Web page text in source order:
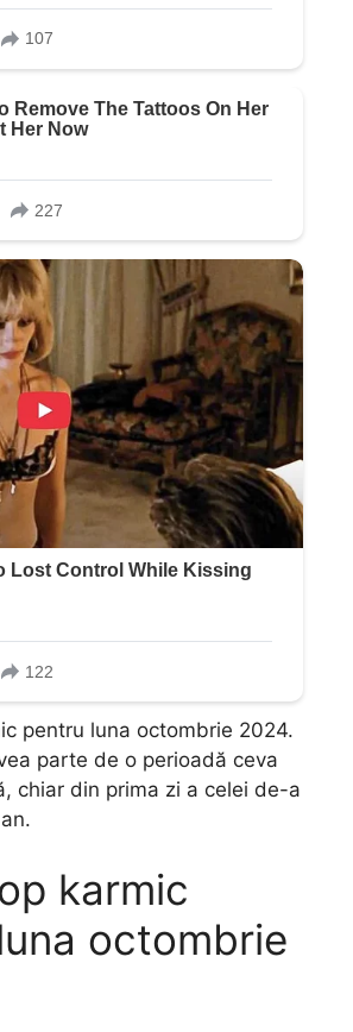
pentru luna octombrie 2024.
parte de o perioadă ceva
chiar din prima zi a celei de-a
karmic
octombrie